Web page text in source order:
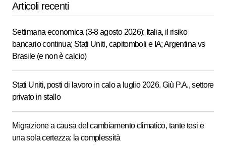
Articoli recenti
Settimana economica (3-8 agosto 2026): Italia, il risiko
bancario continua; Stati Uniti, capitomboli e IA; Argentina vs
Brasile (e non è calcio)
Stati Uniti, posti di lavoro in calo a luglio 2026. Giù P.A., settore
privato in stallo
Migrazione a causa del cambiamento climatico, tante tesi e
una sola certezza: la complessità